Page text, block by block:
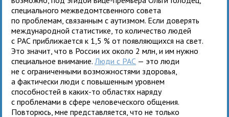
специального межведомтсвенного совета
по проблемам, связанным с аутизмом. Если доверять
международной статистике, то количество людей
с РАС приближается к 1,5 % от появляющихся на свет.
Это значит, что в России их около 2 млн, и им нужно
специальное внимание. Люди с РАС — это люди
не с ограниченными возможностями здоровья,
а фактически люди с повышенным уровнем
способностей в каких-то областях наряду
с проблемами в сфере человеческого общения.
Повторюсь, мне представляется, что не только